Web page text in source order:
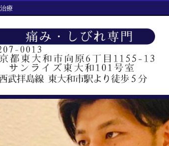
療